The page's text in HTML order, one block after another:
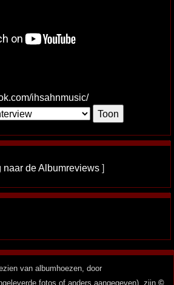
ihsahnmusic/
naar de Albumreviews ]
van albumhoezen, door
fotos of anders aangegeven), zijn ©